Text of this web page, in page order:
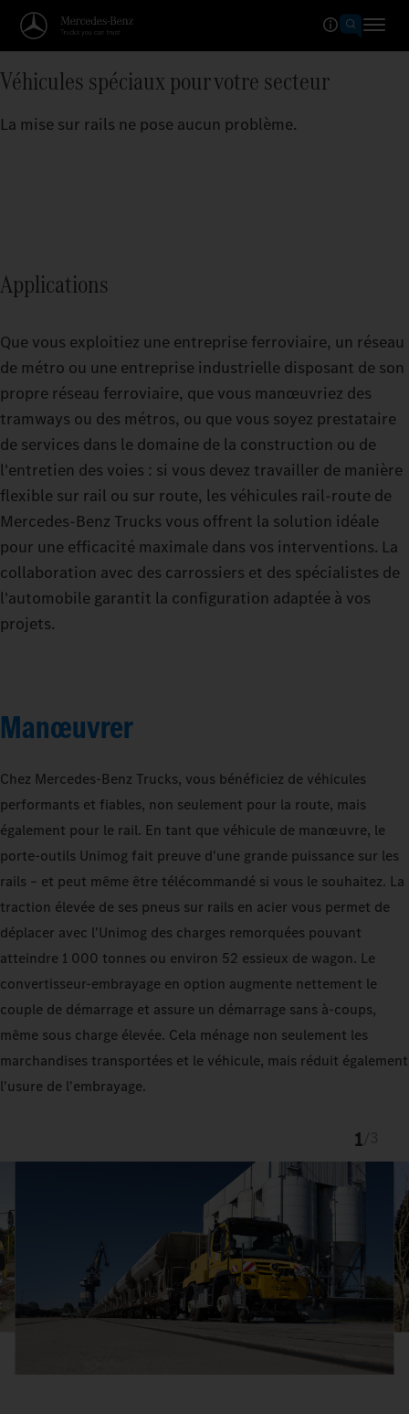
Véhicules spéciaux pour votre secteur
La mise sur rails ne pose aucun problème.
Applications
Que vous exploitiez une entreprise ferroviaire, un réseau
de métro ou une entreprise industrielle disposant de son
propre réseau ferroviaire, que vous manœuvriez des
tramways ou des métros, ou que vous soyez prestataire
de services dans le domaine de la construction ou de
l'entretien des voies : si vous devez travailler de manière
flexible sur rail ou sur route, les véhicules rail-route de
Mercedes‑Benz Trucks vous offrent la solution idéale
pour une efficacité maximale dans vos interventions. La
collaboration avec des carrossiers et des spécialistes de
l'automobile garantit la configuration adaptée à vos
projets.
Manœuvrer
Chez Mercedes‑Benz Trucks, vous bénéficiez de véhicules
performants et fiables, non seulement pour la route, mais
également pour le rail. En tant que véhicule de manœuvre, le
porte-outils Unimog fait preuve d'une grande puissance sur les
rails – et peut même être télécommandé si vous le souhaitez. La
traction élevée de ses pneus sur rails en acier vous permet de
déplacer avec l'Unimog des charges remorquées pouvant
atteindre 1 000 tonnes ou environ 52 essieux de wagon. Le
convertisseur-embrayage en option augmente nettement le
couple de démarrage et assure un démarrage sans à-coups,
même sous charge élevée. Cela ménage non seulement les
marchandises transportées et le véhicule, mais réduit également
l'usure de l'embrayage.
1